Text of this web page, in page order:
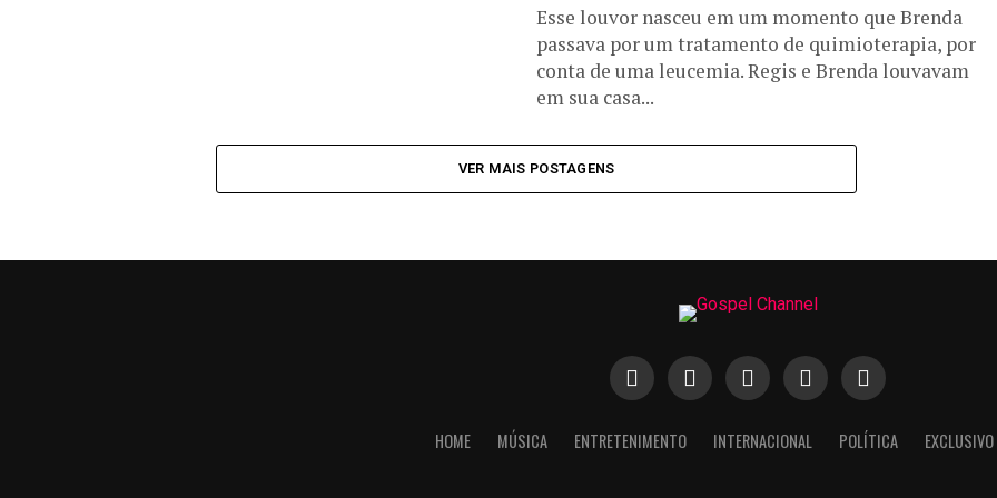
Esse louvor nasceu em um momento que Brenda
passava por um tratamento de quimioterapia, por
conta de uma leucemia. Regis e Brenda louvavam
em sua casa...
VER MAIS POSTAGENS
HOME MÚSICA ENTRETENIMENTO INTERNACIONAL POLÍTICA EXCLUSIVO